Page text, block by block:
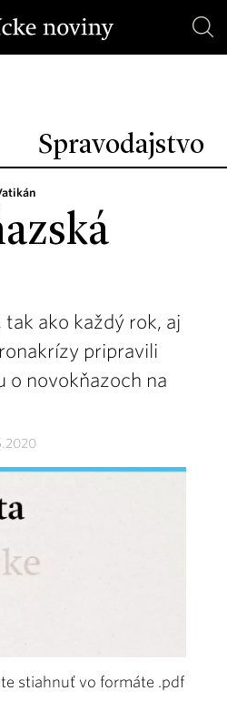
Spravodajstvo
tak ako každý rok, aj
pripravili
o novokňazoch na
stiahnuť vo formáte .pdf